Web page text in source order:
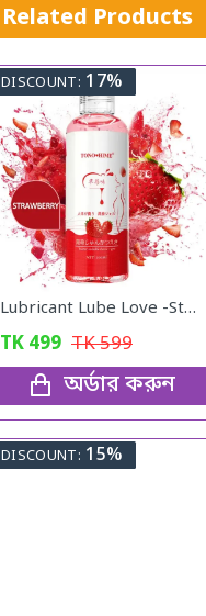
Related Products
DISCOUNT: 17%
Lubricant Lube Love -Stroberry Gel
TK 499 TK599
অর্ডার করুন
DISCOUNT: 15%